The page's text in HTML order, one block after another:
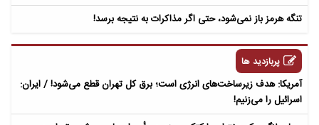
تنگه هرمز باز نمی‌شود، حتی اگر مذاکرات به نتیجه برسد!
پربازدید ها
آمریکا: هدف زیرساخت‌های انرژی است؛ برق کل تهران قطع می‌شود! / ایران:
اسرائیل را می‌زنیم!